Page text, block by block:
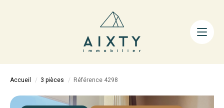
ACHETER
LA MÉTHODE
Accueil 3 pièces Référence 4298